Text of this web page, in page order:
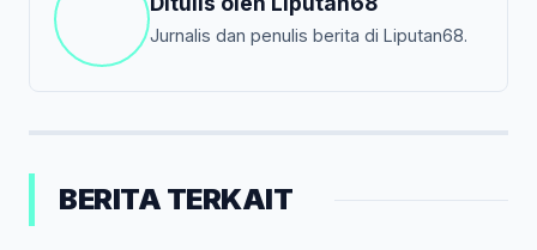
Jurnalis dan penulis berita di Liputan68.
BERITA TERKAIT